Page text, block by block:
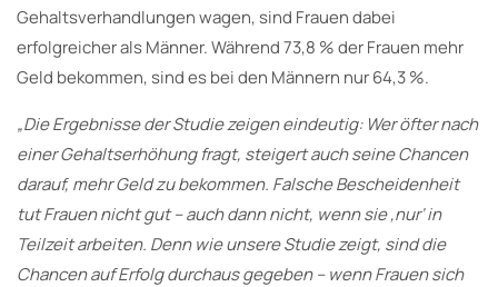
Gehaltsverhandlungen wagen, sind Frauen dabei
erfolgreicher als Männer. Während 73,8 % der Frauen mehr
Geld bekommen, sind es bei den Männern nur 64,3 %.
„Die Ergebnisse der Studie zeigen eindeutig: Wer öfter nach
einer Gehaltserhöhung fragt, steigert auch seine Chancen
darauf, mehr Geld zu bekommen. Falsche Bescheidenheit
tut Frauen nicht gut – auch dann nicht, wenn sie ‚nur‘ in
Teilzeit arbeiten. Denn wie unsere Studie zeigt, sind die
Chancen auf Erfolg durchaus gegeben – wenn Frauen sich